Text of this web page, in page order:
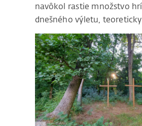
navôkol rastie množstvo
dnešného výletu,